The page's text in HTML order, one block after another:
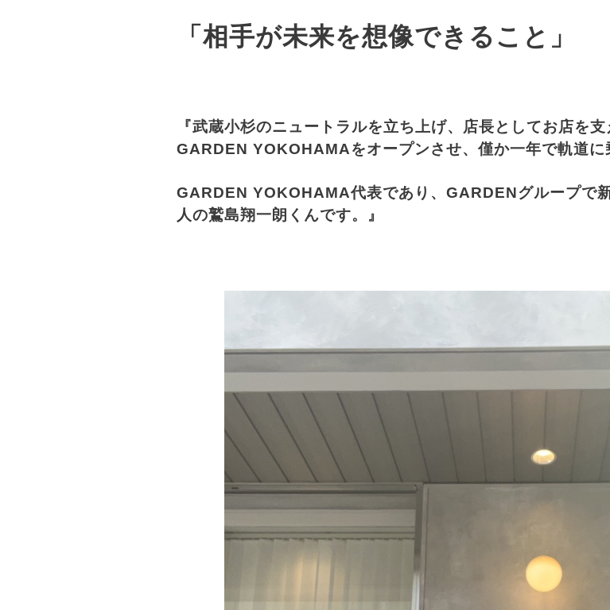
「相手が未来を想像できること」
『武蔵小杉のニュートラルを立ち上げ、店長としてお店を
GARDEN YOKOHAMAをオープンさせ、僅か一年で軌道に
GARDEN YOKOHAMA代表であり、GARDENグループで
人の鷲島翔一朗くんです。』